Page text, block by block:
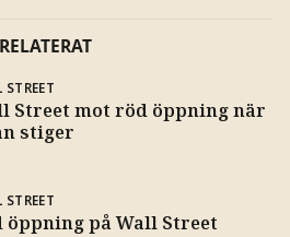
RELATERAT
STREET
Street mot röd öppning när
stiger
STREET
öppning på Wall Street